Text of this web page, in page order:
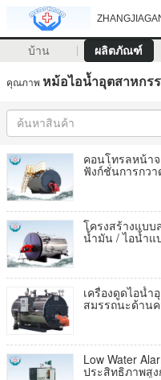
บ้าน ผลิตภัณฑ์
คุณภาพ หม้อไอน้ำอุตสาหกร
คอนโทรลหน้า
ฟังก์ชั่นการกวา
โครงสร้างแบ
น้ำมัน / ไอน้ำ
เครื่องดูดไอน้ำ
สมรรถนะด้าน
Low Water
ประสิทธิภาพสู